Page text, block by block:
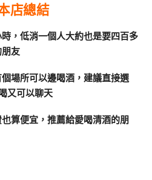
店總結
，低消一個人大約也是要四百多
朋友
場所可以邊喝酒，建議直接選
又可以聊天
算便宜，推薦給愛喝清酒的朋